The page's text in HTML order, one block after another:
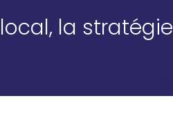
la stratégie